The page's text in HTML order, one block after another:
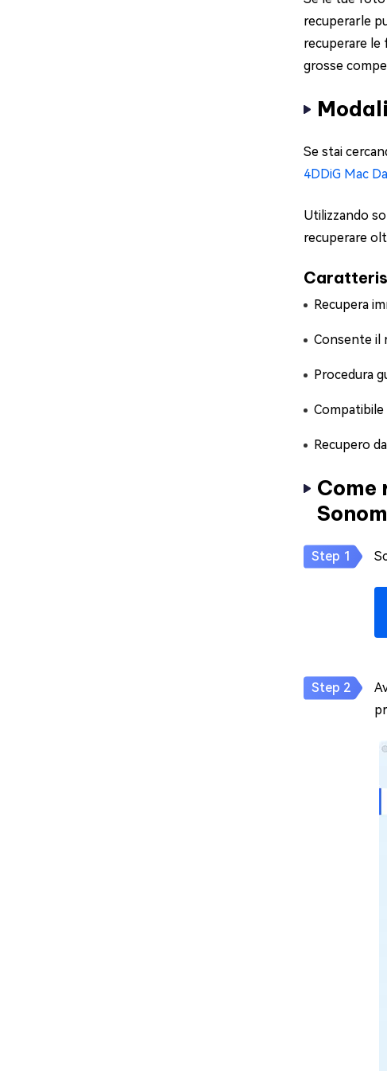
recuperarle
recuperare le
grosse
Se stai
4DDiG Mac
Utilizzando
recuperare
Recupera
Consente il
Procedura
Compatibile
Recupero
Come